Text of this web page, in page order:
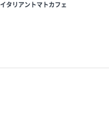
イタリアントマトカフェ